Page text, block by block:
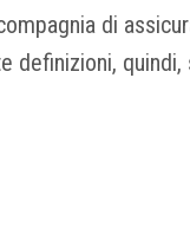
di
definizioni,